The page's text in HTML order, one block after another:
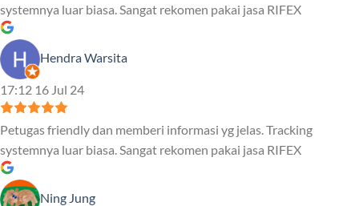
systemnya luar biasa. Sangat rekomen pakai jasa RIFEX
Hendra Warsita
17:12 16 Jul 24
Petugas friendly dan memberi informasi yg jelas. Tracking
systemnya luar biasa. Sangat rekomen pakai jasa RIFEX
Ning Jung